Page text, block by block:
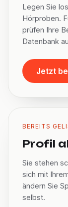
Legen Sie
Hörproben.
prüfen Ihre
Datenbank
Jetzt
BEREITS
Profil
Sie stehen
sich mit
ändern Sie
selbst.